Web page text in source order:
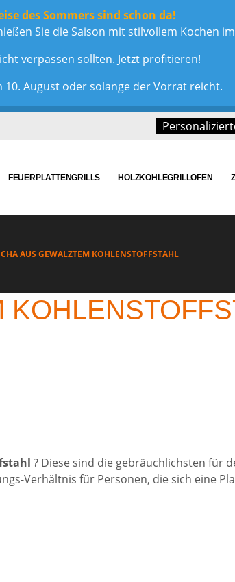
des Sommers sind schon da!
Sie die Saison mit stilvollem Kochen
verpassen sollten. Jetzt profitieren!
10. August oder solange der Vorrat reicht.
FEUERPLATTENGRILLS HOLZKOHLEGRILLÖFEN
AUS GEWALZTEM KOHLENSTOFFSTAHL
? Diese sind die gebräuchlichsten für
Verhältnis für Personen, die sich eine